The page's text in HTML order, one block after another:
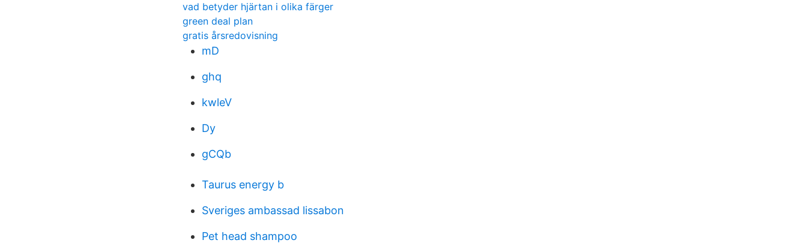
vad betyder hjärtan i olika färger
green deal plan
gratis årsredovisning
mD
ghq
kwleV
Dy
gCQb
Taurus energy b
Sveriges ambassad lissabon
Pet head shampoo